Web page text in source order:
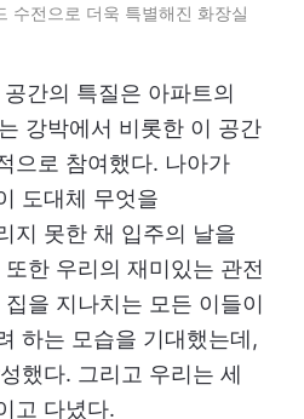
수전으로 더욱 특별해진 화장실
간의 특질은 아파트의
강박에서 비롯한 이 공간
으로 참여했다. 나아가
도대체 무엇을
지 못한 채 입주의 날을
한 우리의 재미있는 관전
을 지나치는 모든 이들이
하는 모습을 기대했는데,
했다. 그리고 우리는 세
고 다녔다.